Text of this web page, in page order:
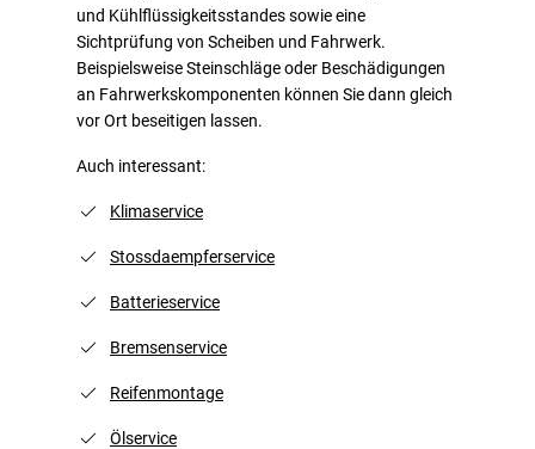
und Kühlflüssigkeitsstandes sowie eine
Sichtprüfung von Scheiben und Fahrwerk.
Beispielsweise Steinschläge oder Beschädigungen
an Fahrwerkskomponenten können Sie dann gleich
vor Ort beseitigen lassen.
Auch interessant:
Klimaservice
Stossdaempferservice
Batterieservice
Bremsenservice
Reifenmontage
Ölservice